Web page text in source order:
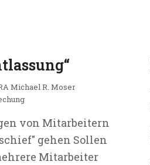
Michael R. Moser
von Mitarbeitern
gehen Sollen
Mitarbeiter